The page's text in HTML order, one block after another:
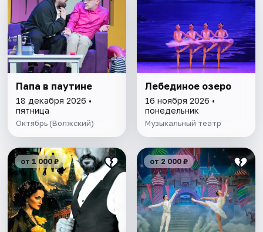
Папа в паутине
18 декабря 2026 •
пятница
Октябрь (Волжский)
Лебединое озеро
16 ноября 2026 •
понедельник
Музыкальный театр
от 1 000 ₽ от 2 000 ₽